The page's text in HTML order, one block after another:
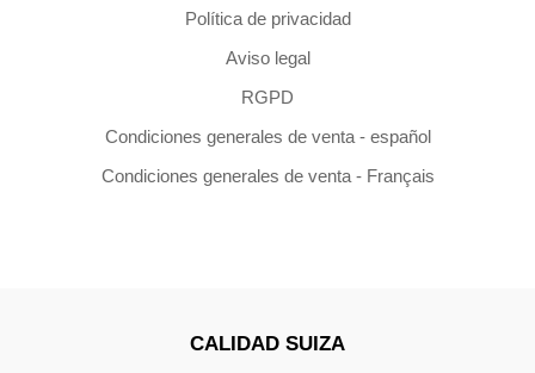
Política de privacidad
Aviso legal
RGPD
Condiciones generales de venta - español
Condiciones generales de venta - Français
CALIDAD SUIZA